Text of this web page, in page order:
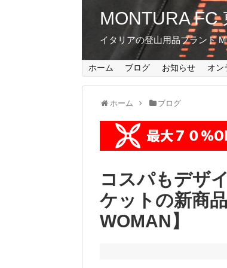
MONTURA
イタリアの登山用品ブランド
ホーム ブログ お知らせ オン
ホーム ブログ
コスパもデザ
ケットの新商
WOMAN】